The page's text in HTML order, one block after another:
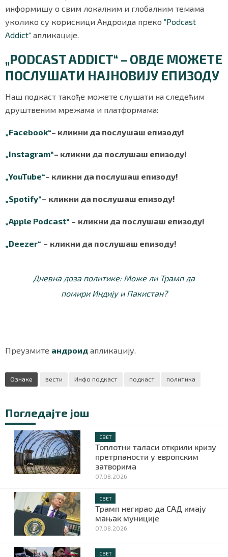
информишу о свим локалним и глобалним темама
уколико су корисници Андроида преко ”Podcast
Addict“ апликације.
„PODCAST ADDICT“ – ОВДЕ МОЖЕТЕ
ПОСЛУШАТИ НАЈНОВИЈУ ЕПИЗОДУ
Наш подкаст такође можете слушати на следећим
друштвеним мрежама и платформама:
„Facebook“– кликни да послушаш епизоду!
„Instagram“– кликни да послушаш епизоду!
„YouTube“– кликни да послушаш епизоду!
„Spotify“– кликни да послушаш епизоду!
„Apple Podcast“ – кликни да послушаш епизоду!
„Deezer“ – кликни да послушаш епизоду!
Дневна доза политике: Може ли Трамп да
помири Индију и Пакистан?
Преузмите андроид апликацију.
Ознаке вести Инфо подкаст подкаст политика
Погледајте још
СВЕТ
Топлотни таласи открили кризу
претрпаности у европским
затворима
07.08.2026.
СВЕТ
Трамп негирао да САД имају
мањак муниције
07.08.2026.
СВЕТ